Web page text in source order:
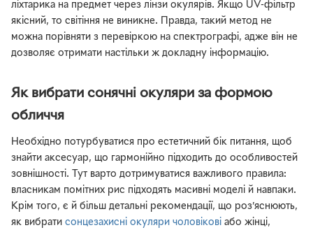
ліхтарика на предмет через лінзи окулярів. Якщо UV-фільтр
якісний, то світіння не виникне. Правда, такий метод не
можна порівняти з перевіркою на спектрографі, адже він не
дозволяє отримати настільки ж докладну інформацію.
Як вибрати сонячні окуляри за формою
обличчя
Необхідно потурбуватися про естетичний бік питання, щоб
знайти аксесуар, що гармонійно підходить до особливостей
зовнішності. Тут варто дотримуватися важливого правила:
власникам помітних рис підходять масивні моделі й навпаки.
Крім того, є й більш детальні рекомендації, що роз’яснюють,
як вибрати сонцезахисні окуляри чоловікові або жінці,